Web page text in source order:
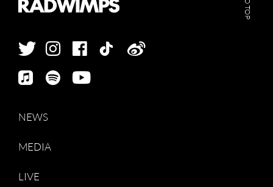
GO TOP
NEWS
MEDIA
LIVE